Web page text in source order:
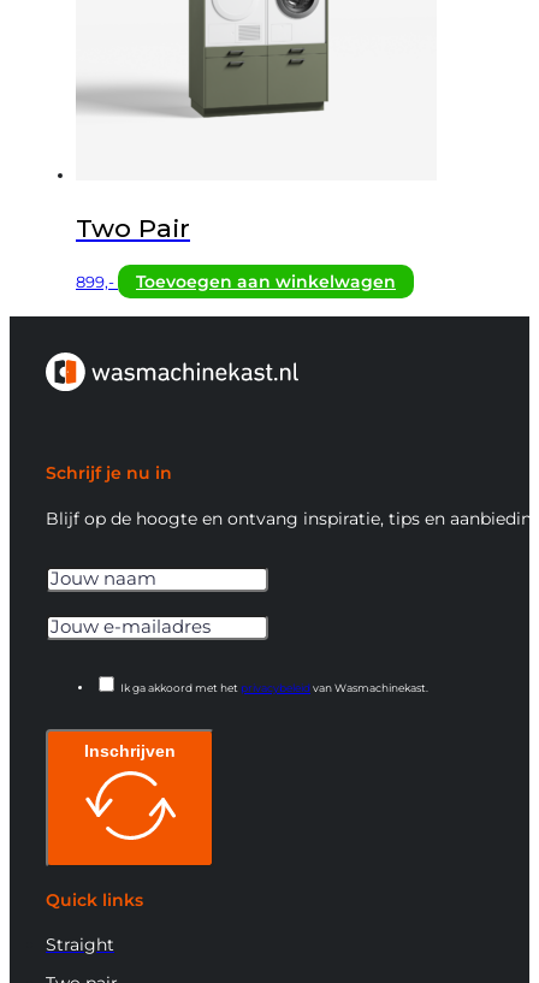
Two Pair
899,- Toevoegen aan winkelwagen
Schrijf je nu in
Blijf op de hoogte en ontvang inspiratie, tips en
Ik ga akkoord met het privacybeleidvan Wasmachinekast.
Inschrijven
Quick links
Straight